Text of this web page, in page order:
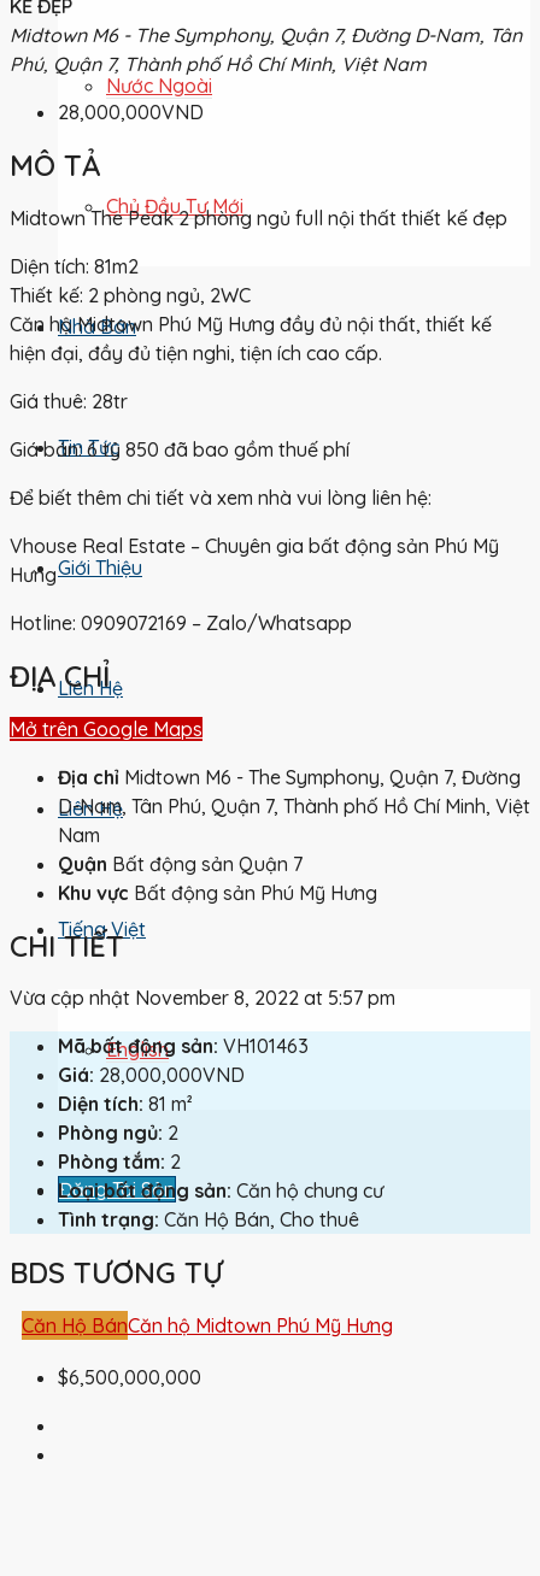
Nước Ngoài
Chủ Đầu Tư Mới
Nhà Bán
Tin Tức
Giới Thiệu
Liên Hệ
Liên Hệ
Tiếng Việt
English
Đăng Tài Sản
KẾ ĐẸP
Midtown M6 - The Symphony, Quận 7, Đường D-Nam, Tân
Phú, Quận 7, Thành phố Hồ Chí Minh, Việt Nam
28,000,000VND
MÔ TẢ
Midtown The Peak 2 phòng ngủ full nội thất thiết kế đẹp
Diện tích: 81m2
Thiết kế: 2 phòng ngủ, 2WC
Căn hộ Midtown Phú Mỹ Hưng đầy đủ nội thất, thiết kế
hiện đại, đầy đủ tiện nghi, tiện ích cao cấp.
Giá thuê: 28tr
Giá bán: 6 tỷ 850 đã bao gồm thuế phí
Để biết thêm chi tiết và xem nhà vui lòng liên hệ:
Vhouse Real Estate – Chuyên gia bất động sản Phú Mỹ
Hưng
Hotline: 0909072169 – Zalo/Whatsapp
ĐỊA CHỈ
Mở trên Google Maps
Địa chỉ Midtown M6 - The Symphony, Quận 7, Đường
D-Nam, Tân Phú, Quận 7, Thành phố Hồ Chí Minh, Việt
Nam
Quận Bất động sản Quận 7
Khu vực Bất động sản Phú Mỹ Hưng
CHI TIẾT
Vừa cập nhật November 8, 2022 at 5:57 pm
Mã bất động sản: VH101463
Giá: 28,000,000VND
Diện tích: 81 m²
Phòng ngủ: 2
Phòng tắm: 2
Loại bất động sản: Căn hộ chung cư
Tình trạng: Căn Hộ Bán, Cho thuê
BDS TƯƠNG TỰ
Căn Hộ BánCăn hộ Midtown Phú Mỹ Hưng
$6,500,000,000